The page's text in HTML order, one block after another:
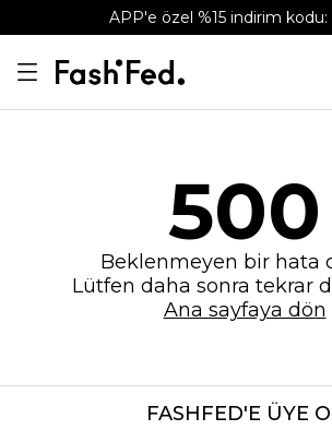
APP'e özel %15 indirim kodu:
500
Beklenmeyen bir hata
Lütfen daha sonra tekrar
Ana sayfaya dön
FASHFED'E ÜYE